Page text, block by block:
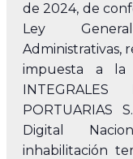
de 2024, de
Ley
Administrativas,
impuesta a la
PORTUARIAS
Digital
inhabilitación